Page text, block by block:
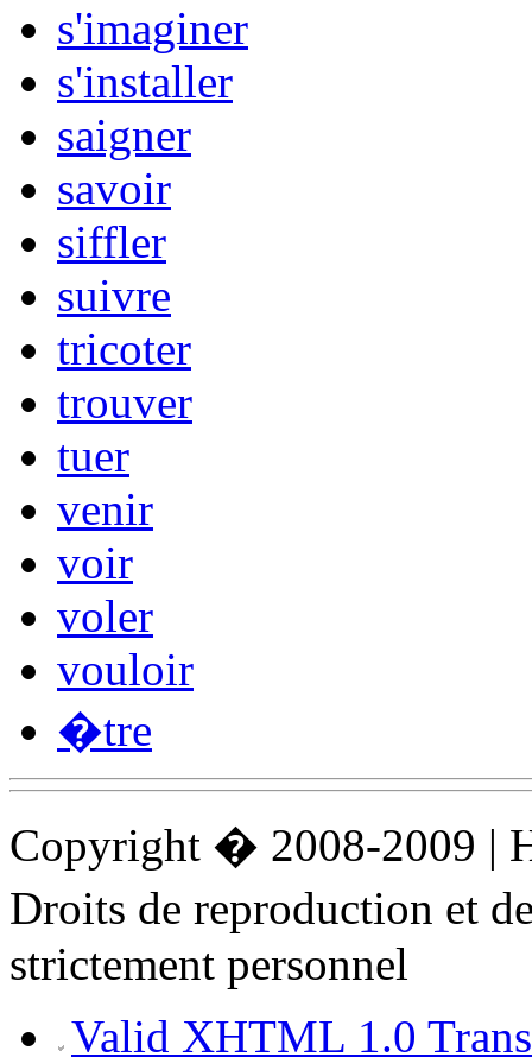
s'imaginer
s'installer
saigner
savoir
siffler
suivre
tricoter
trouver
tuer
venir
voir
voler
vouloir
�tre
Copyright � 2008-2009 |
Droits de reproduction et
strictement personnel
Valid XHTML 1.0